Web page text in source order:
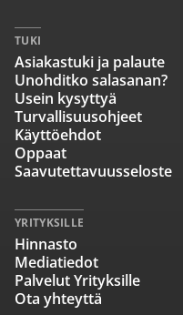
TUKI
Asiakastuki ja palaute
Unohditko salasanan?
Usein kysyttyä
Turvallisuusohjeet
Käyttöehdot
Oppaat
Saavutettavuusseloste
YRITYKSILLE
Hinnasto
Mediatiedot
Palvelut Yrityksille
Ota yhteyttä